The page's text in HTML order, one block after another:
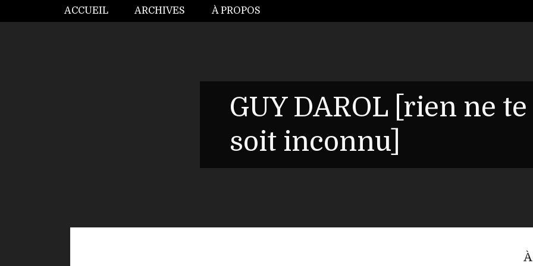
ACCUEIL ARCHIVES À PROPOS
GUY DAROL [rien ne te
soit inconnu]